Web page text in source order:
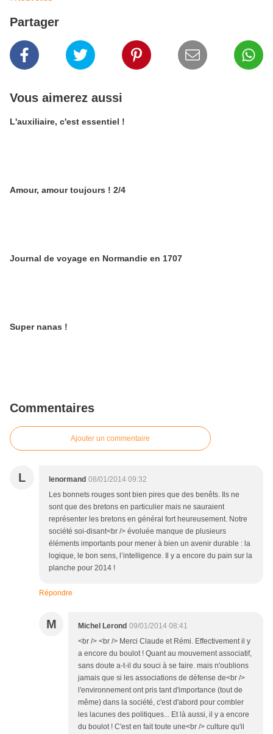
Partager
Vous aimerez aussi
L'auxiliaire, c'est essentiel !
Amour, amour toujours ! 2/4
Journal de voyage en Normandie en 1707
Super nanas !
Commentaires
Ajouter un commentaire
L lenormand 08/01/2014 09:32
Les bonnets rouges sont bien pires que des benêts. Ils ne
sont que des bretons en particulier mais ne sauraient
représenter les bretons en général fort heureusement. Notre
société soi-disant<br /> évoluée manque de plusieurs
éléments importants pour mener à bien un avenir durable : la
logique, le bon sens, l’intelligence. Il y a encore du pain sur la
planche pour 2014 !
Répondre
M Michel Lerond 09/01/2014 08:41
<br /> <br /> Merci Claude et Rémi. Effectivement il y
a encore du boulot ! Quant au mouvement associatif,
sans doute a-t-il du souci à se faire. mais n'oublions
jamais que si les associations de défense de<br />
l'environnement ont pris tant d'importance (tout de
même) dans la société, c'est d'abord pour combler
les lacunes des politiques... Et là aussi, il y a encore
du boulot ! C'est en fait toute une<br /> culture qu'il